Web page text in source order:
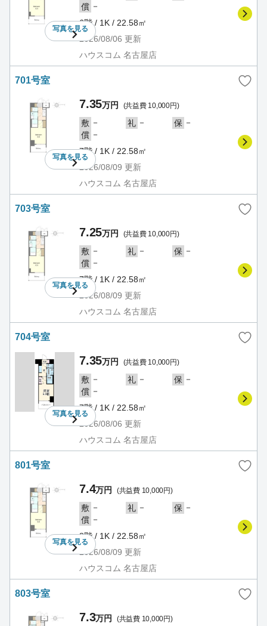
写真を見る
償 －
6階 / 1K / 22.58㎡
2026/08/06 更新
ハウスコム 名古屋店
701号室
写真を見る
7.35万円 (共益費 10,000円)
敷 － 礼 － 保 －
償 －
7階 / 1K / 22.58㎡
2026/08/09 更新
ハウスコム 名古屋店
703号室
写真を見る
7.25万円 (共益費 10,000円)
敷 － 礼 － 保 －
償 －
7階 / 1K / 22.58㎡
2026/08/09 更新
ハウスコム 名古屋店
704号室
写真を見る
7.35万円 (共益費 10,000円)
敷 － 礼 － 保 －
償 －
7階 / 1K / 22.58㎡
2026/08/06 更新
ハウスコム 名古屋店
801号室
写真を見る
7.4万円 (共益費 10,000円)
敷 － 礼 － 保 －
償 －
8階 / 1K / 22.58㎡
2026/08/09 更新
ハウスコム 名古屋店
803号室
7.3万円 (共益費 10,000円)